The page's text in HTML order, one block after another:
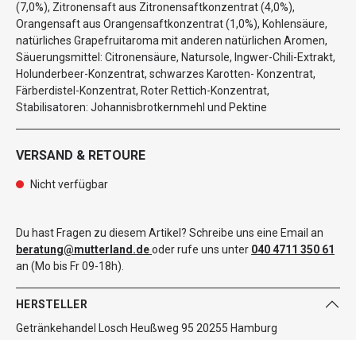
(7,0%), Zitronensaft aus Zitronensaftkonzentrat (4,0%),
Orangensaft aus Orangensaftkonzentrat (1,0%), Kohlensäure,
natürliches Grapefruitaroma mit anderen natürlichen Aromen,
Säuerungsmittel: Citronensäure, Natursole, Ingwer-Chili-Extrakt,
Holunderbeer-Konzentrat, schwarzes Karotten- Konzentrat,
Färberdistel-Konzentrat, Roter Rettich-Konzentrat,
Stabilisatoren: Johannisbrotkernmehl und Pektine
VERSAND & RETOURE
Nicht verfügbar
Du hast Fragen zu diesem Artikel? Schreibe uns eine Email an
beratung@mutterland.deoder rufe uns unter 040 4711 350 61
an (Mo bis Fr 09-18h).
HERSTELLER
Getränkehandel Losch Heußweg 95 20255 Hamburg